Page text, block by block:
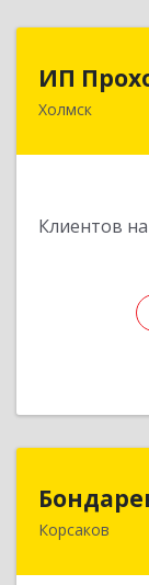
ИП
Холмск
Клиентов
694620,
Корсаков